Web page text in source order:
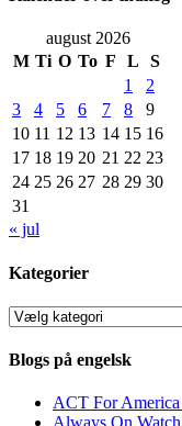
august 2026
M Ti O To F L
S
1
2
3
4 5 6 7 8
9
10 11 12 13 14 15 16
17 18 19 20 21 22 23
24 25 26 27 28 29 30
31
« jul
Kategorier
Kategorier
Blogs på engelsk
ACT For